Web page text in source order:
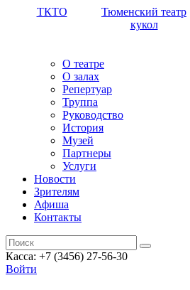
ТКТО
Тюменский театр
кукол
О театре
О залах
Репертуар
Труппа
Руководство
История
Музей
Партнеры
Услуги
Новости
Зрителям
Афиша
Контакты
Касса: +7 (3456) 27-56-30
Войти